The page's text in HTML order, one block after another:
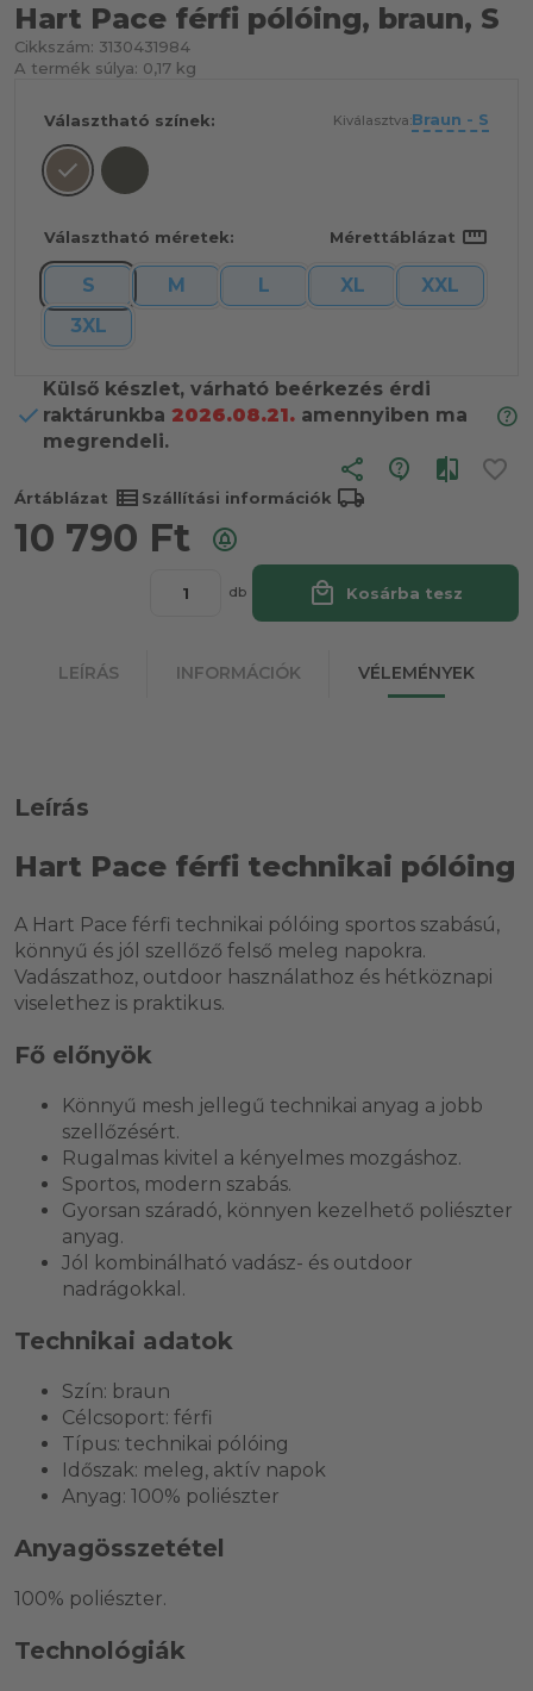
Hart Pace férfi pólóing, braun, S
Cikkszám: 3130431984
A termék súlya: 0,17 kg
Választható színek: Kiválasztva:Braun - S
Választható méretek: Mérettáblázat straighten
S M L XL
XXL
3XL
Külső készlet, várható beérkezés érdi
raktárunkba 2026.08.21. amennyiben ma
megrendeli.
share
Ártáblázat view_list Szállítási információk local_shipping
10 790 Ft
db local_mall Kosárba tesz
LEÍRÁS INFORMÁCIÓK VÉLEMÉNYEK
Leírás
Hart Pace férfi technikai pólóing
A Hart Pace férfi technikai pólóing sportos szabású,
könnyű és jól szellőző felső meleg napokra.
Vadászathoz, outdoor használathoz és hétköznapi
viselethez is praktikus.
Fő előnyök
Könnyű mesh jellegű technikai anyag a jobb
szellőzésért.
Rugalmas kivitel a kényelmes mozgáshoz.
Sportos, modern szabás.
Gyorsan száradó, könnyen kezelhető poliészter
anyag.
Jól kombinálható vadász- és outdoor
nadrágokkal.
Technikai adatok
Szín: braun
Célcsoport: férfi
Típus: technikai pólóing
Időszak: meleg, aktív napok
Anyag: 100% poliészter
Anyagösszetétel
100% poliészter.
Technológiák